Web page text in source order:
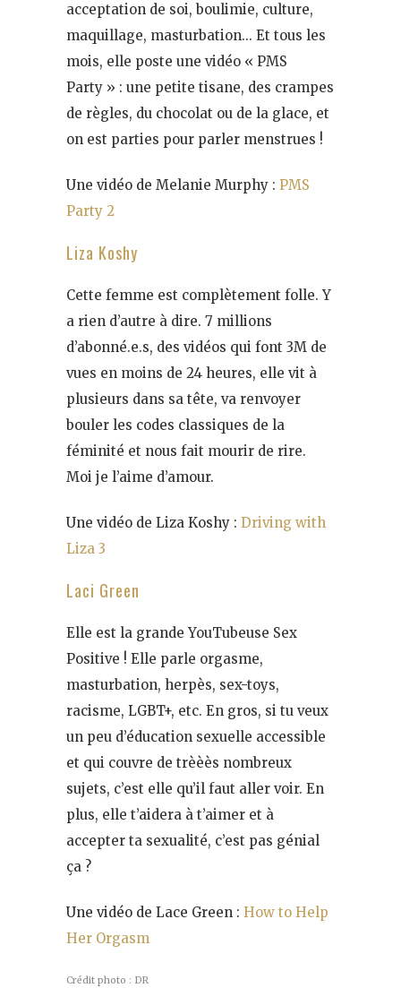
acceptation de soi, boulimie, culture,
maquillage, masturbation… Et tous les
mois, elle poste une vidéo « PMS
Party » : une petite tisane, des crampes
de règles, du chocolat ou de la glace, et
on est parties pour parler menstrues !
Une vidéo de Melanie Murphy : PMS
Party 2
Liza Koshy
Cette femme est complètement folle. Y
a rien d’autre à dire. 7 millions
d’abonné.e.s, des vidéos qui font 3M de
vues en moins de 24 heures, elle vit à
plusieurs dans sa tête, va renvoyer
bouler les codes classiques de la
féminité et nous fait mourir de rire.
Moi je l’aime d’amour.
Une vidéo de Liza Koshy : Driving with
Liza 3
Laci Green
Elle est la grande YouTubeuse Sex
Positive ! Elle parle orgasme,
masturbation, herpès, sex-toys,
racisme, LGBT+, etc. En gros, si tu veux
un peu d’éducation sexuelle accessible
et qui couvre de trèèès nombreux
sujets, c’est elle qu’il faut aller voir. En
plus, elle t’aidera à t’aimer et à
accepter ta sexualité, c’est pas génial
ça ?
Une vidéo de Lace Green : How to Help
Her Orgasm
Crédit photo : DR